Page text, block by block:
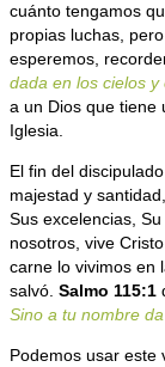
cuánto tengamos
propias luchas,
esperemos,
dada en los cielos y
a un Dios que tiene
Iglesia.
El fin del
majestad y
Sus excelencias,
nosotros, vive
carne lo vivimos en
salvó. Salmo 115:1
Sino a tu nombre
Podemos usar este